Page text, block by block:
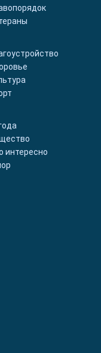
интересно